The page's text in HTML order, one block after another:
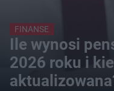
FINANSE
Ile wynosi
2026 roku i